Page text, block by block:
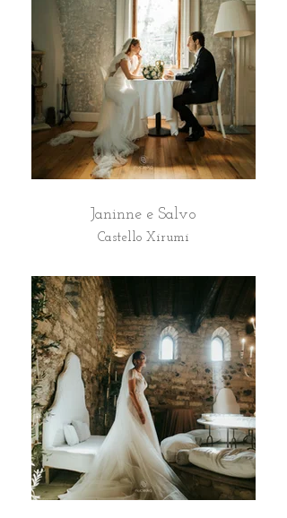
Janinne e Salvo
Castello Xirumi